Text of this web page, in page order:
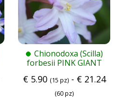
Chionodoxa (Scilla)
forbesii PINK GIANT
€5.90 (15 pz)- €21.24
(60 pz)